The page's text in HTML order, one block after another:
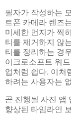
필자가 작성하는
트폰 카메라 렌즈
미세한 먼지가 찍
티를 제거하지 않
티를 정리하는 경
이크로소프트 워
업처럼 쉽다. 이처
하려는 사용자는
곧 진행될 사진 앱
향상된 타임라인